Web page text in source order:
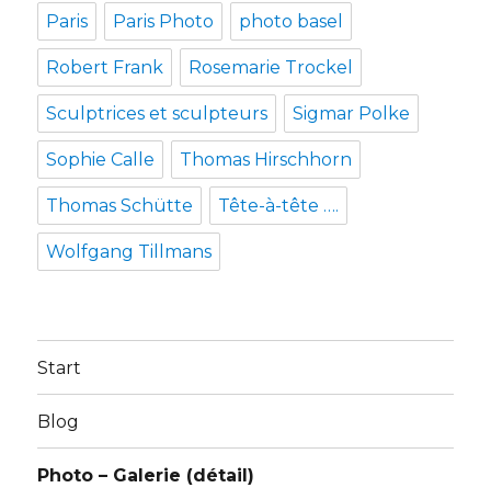
Paris Paris Photo photo basel
Robert Frank Rosemarie Trockel
Sculptrices et sculpteurs Sigmar Polke
Sophie Calle Thomas Hirschhorn
Thomas Schütte Tête-à-tête ….
Wolfgang Tillmans
Start
Blog
Photo – Galerie (détail)